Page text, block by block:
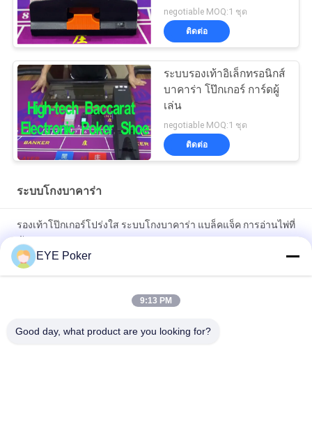
Gambling Cheat
negotiable MOQ:1 ชุด
ติดต่อ
ระบบรองเท้าอิเล็กทรอนิกส์
บาคาร่า โป๊กเกอร์ การ์ดผู้
เล่น
negotiable MOQ:1 ชุด
ติดต่อ
ระบบโกงบาคาร่า
รองเท้าโป๊กเกอร์โปร่งใส ระบบโกงบาคาร่า แบล็คแจ็ค การอ่านไพ่ที่
ชัดเจน
Plastic Material Playing Card Shuffler For Baccarat Cheating
Transparent Poker Shoe / Baccarat Cheat System สำหรับนัก
EYE Poker
9:13 PM
Good day, what product are you looking for?